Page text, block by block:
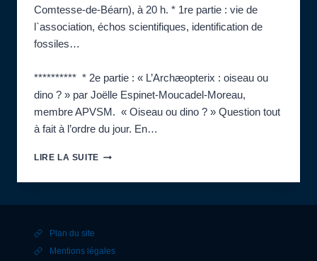
Comtesse-de-Béarn), à 20 h. * 1re partie : vie de
l`association, échos scientifiques, identification de
fossiles…
********** * 2e partie : « L’Archæopterix : oiseau ou
dino ? » par Joëlle Espinet-Moucadel-Moreau,
membre APVSM. « Oiseau ou dino ? » Question tout
à fait à l’ordre du jour. En…
LIRE LA SUITERÉUNION
AVEC
:
OU
Plan du site
Mentions légales